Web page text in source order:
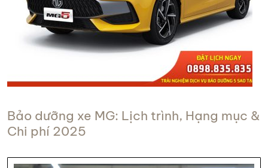
Bảo dưỡng xe MG: Lịch trình, Hạng mục &
Chi phí 2025